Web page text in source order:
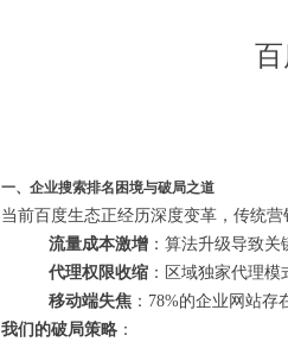
一、企业搜索排名困境与破局之道
当前百度生态正经历深度变革，传统营
流量成本激增 ：算法升级导致关
代理权限收缩 ：区域独家代理
移动端失焦 ：78%的企业网站存
我们的破局策略 ：